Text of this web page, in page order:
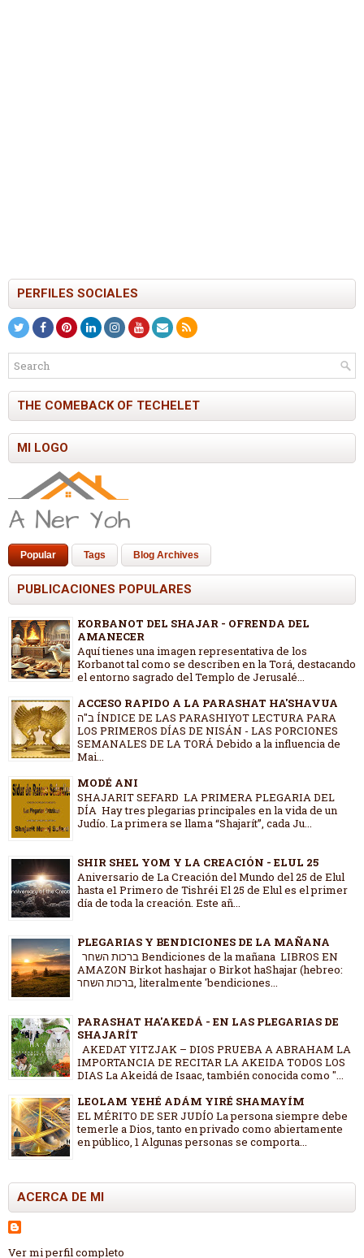
PERFILES SOCIALES
THE COMEBACK OF TECHELET
MI LOGO
Popular Tags Blog Archives
PUBLICACIONES POPULARES
KORBANOT DEL SHAJAR - OFRENDA DEL
AMANECER
Aquí tienes una imagen representativa de los
Korbanot tal como se describen en la Torá, destacando
el entorno sagrado del Templo de Jerusalé...
ACCESO RAPIDO A LA PARASHAT HA'SHAVUA
ב"ה ÍNDICE DE LAS PARASHIYOT LECTURA PARA
LOS PRIMEROS DÍAS DE NISÁN - LAS PORCIONES
SEMANALES DE LA TORÁ Debido a la influencia de
Mai...
MODÉ ANI
SHAJARIT SEFARD LA PRIMERA PLEGARIA DEL
DÍA Hay tres plegarias principales en la vida de un
Judío. La primera se llama “Shajarít”, cada Ju...
SHIR SHEL YOM Y LA CREACIÓN - ELUL 25
Aniversario de La Creación del Mundo del 25 de Elul
hasta e1 Primero de Tishréi El 25 de Elul es el primer
día de toda la creación. Este añ...
PLEGARIAS Y BENDICIONES DE LA MAÑANA
AMAZON Birkot hashajar o Birkot haShajar (hebreo:
ברכות השחר, literalmente 'bendiciones...
PARASHAT HA'AKEDÁ - EN LAS PLEGARIAS DE
SHAJARÍT
AKEDAT YITZJAK – DIOS PRUEBA A ABRAHAM LA
IMPORTANCIA DE RECITAR LA AKEIDA TODOS LOS
DIAS La Akeidá de Isaac, también conocida como "...
LEOLAM YEHÉ ADÁM YIRÉ SHAMAYÍM
EL MÉRITO DE SER JUDÍO La persona siempre debe
temerle a Dios, tanto en privado como abiertamente
en público, 1 Algunas personas se comporta...
ACERCA DE MI
Ver mi perfil completo